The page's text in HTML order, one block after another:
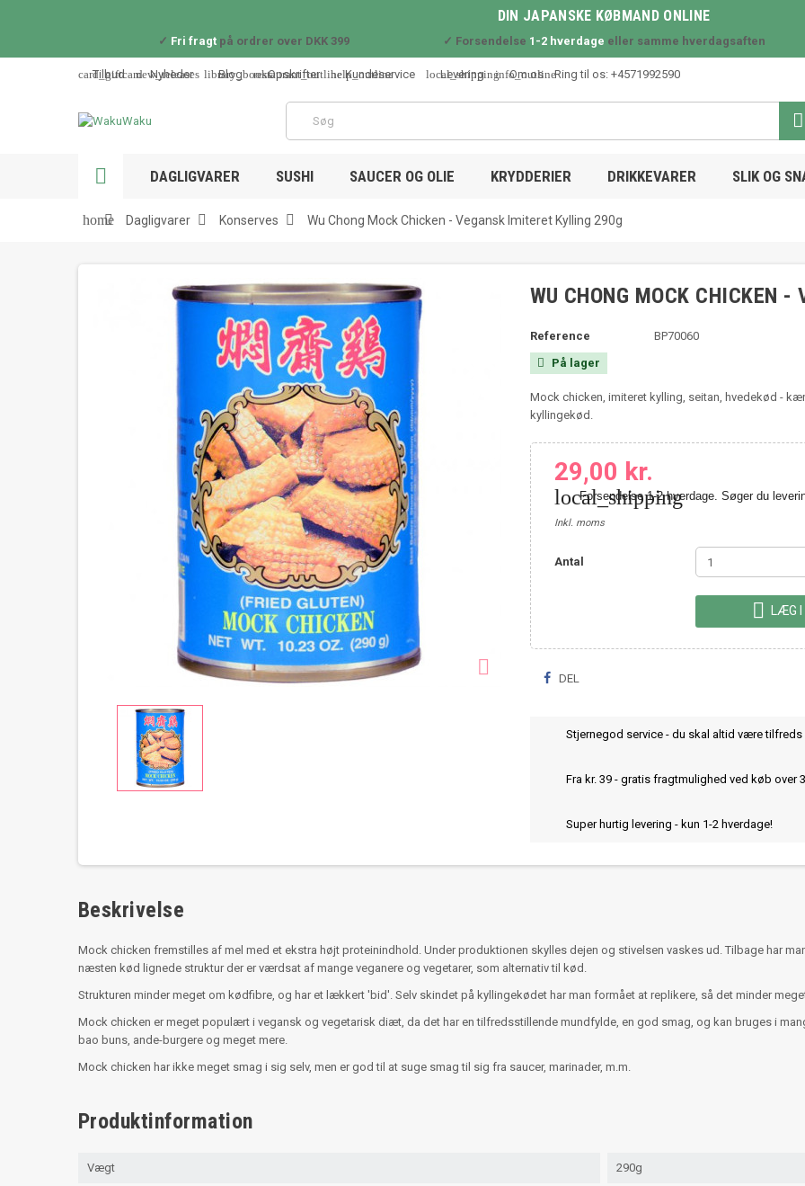
DIN JAPANSKE KØBMAND ONLINE
✓ Fri fragtpå ordrer over DKK 399 ✓ Forsendelse 1-2 hverdage eller samme hverdagsaften
card_giftcard
Tilbud new_releases
Nyheder library_books
Blog restaurant_outline
Opskrifter help_outline
Kundeservice local_shipping
Levering info_outline
Om os Ring til os: +4571992590

 DAGLIGVARER SUSHI SAUCER OG OLIE KRYDDERIER DRIKKEVARER SLIK OG
home
 Dagligvarer  Konserves  Wu Chong Mock Chicken - Vegansk Imiteret Kylling 290g

WU CHONG MOCK CHICKEN
Reference BP70060
 På lager
Mock chicken, imiteret kylling, seitan, hvedekød -
kyllingekød.
29,00 kr.
local_shipping
Forsendelse 1-2 hverdage. Søger du
Inkl. moms
Antal
 LÆG
DEL
Stjernegod service - du skal altid være tilfreds
Fra kr. 39 - gratis fragtmulighed ved køb over
Super hurtig levering - kun 1-2 hverdage!
Beskrivelse
Mock chicken fremstilles af mel med et ekstra højt proteinindhold. Under produktionen skylles dejen og stivelsen vaskes ud. Tilbage har
næsten kød lignede struktur der er værdsat af mange veganere og vegetarer, som alternativ til kød.
Strukturen minder meget om kødfibre, og har et lækkert 'bid'. Selv skindet på kyllingekødet har man formået at replikere, så det minder
Mock chicken er meget populært i vegansk og vegetarisk diæt, da det har en tilfredsstillende mundfylde, en god smag, og kan bruges i
bao buns, ande-burgere og meget mere.
Mock chicken har ikke meget smag i sig selv, men er god til at suge smag til sig fra saucer, marinader, m.m.
Produktinformation
Vægt 290g